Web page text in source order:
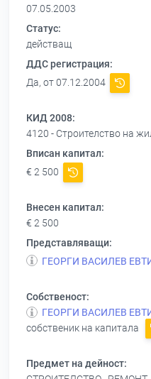
07.05.2003
Статус:
действащ
ДДС регистрация:
Да, от 07.12.2004
КИД 2008:
4120 - Строителство на
Вписан капитал:
€ 2 500
Внесен капитал:
€ 2 500
Представляващи:
ГЕОРГИ ВАСИЛЕВ
Собственост:
ГЕОРГИ ВАСИЛЕВ
собственик на капитала
Предмет на дейност: